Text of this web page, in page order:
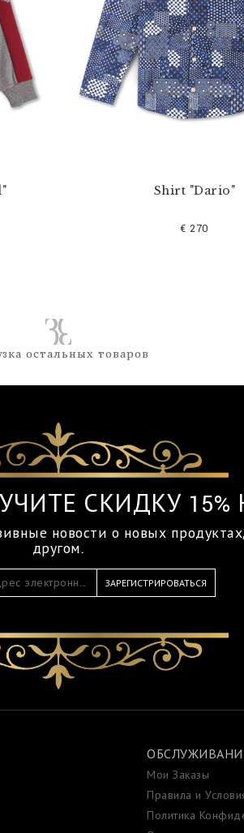
Shirt "Dario"
€ 270
остальных товаров
СКИДКУ
новости о новых
другом.
ЗАРЕГИСТРИРОВАТЬСЯ
Мои Заказы
Правила и
Политика